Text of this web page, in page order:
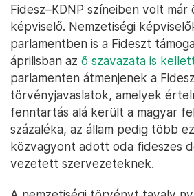
Fidesz–KDNP színeiben volt már
képviselő. Nemzetiségi
parlamentben is a Fideszt
áprilisban az ő szavazata is
parlamenten átmenjenek a
törvényjavaslatok, amelyek
fenntartás alá került a magyar
százaléka, az állam pedig több
közvagyont adott oda fideszes
vezetett szervezeteknek.